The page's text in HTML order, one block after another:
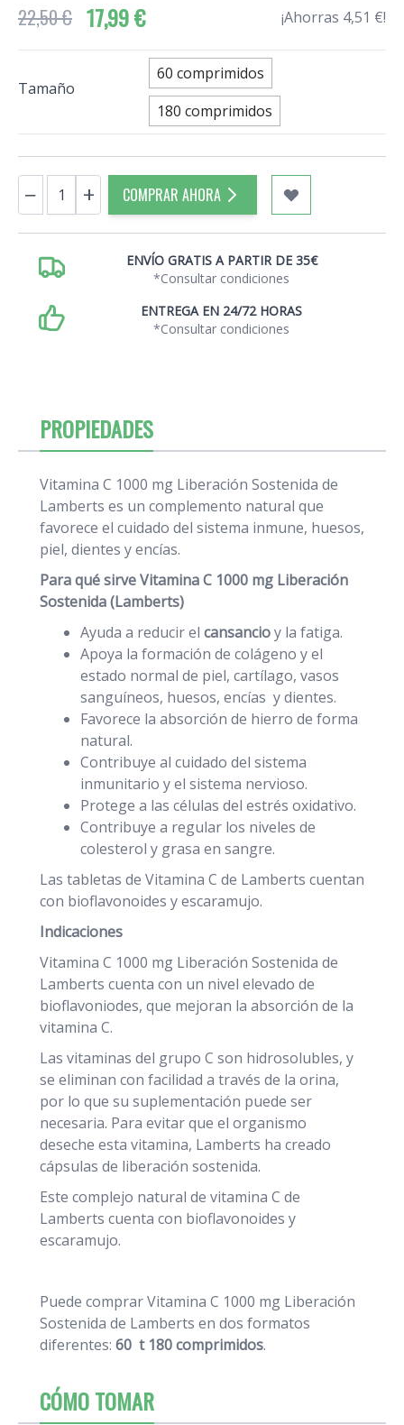
22,50 € 17,99 € ¡Ahorras 4,51 €!
Tamaño
60 comprimidos
180 comprimidos
Cantidad
− + COMPRAR AHORA
ENVÍO GRATIS A PARTIR DE 35€
*Consultar condiciones
ENTREGA EN 24/72 HORAS
*Consultar condiciones
PROPIEDADES
Vitamina C 1000 mg Liberación Sostenida de
Lamberts es un complemento natural que
favorece el cuidado del sistema inmune, huesos,
piel, dientes y encías.
Para qué sirve Vitamina C 1000 mg Liberación
Sostenida (Lamberts)
Ayuda a reducir el cansancioy la fatiga.
Apoya la formación de colágeno y el
estado normal de piel, cartílago, vasos
sanguíneos, huesos, encías y dientes.
Favorece la absorción de hierro de forma
natural.
Contribuye al cuidado del sistema
inmunitario y el sistema nervioso.
Protege a las células del estrés oxidativo.
Contribuye a regular los niveles de
colesterol y grasa en sangre.
Las tabletas de Vitamina C de Lamberts cuentan
con bioflavonoides y escaramujo.
Indicaciones
Vitamina C 1000 mg Liberación Sostenida de
Lamberts cuenta con un nivel elevado de
bioflavoniodes, que mejoran la absorción de la
vitamina C.
Las vitaminas del grupo C son hidrosolubles, y
se eliminan con facilidad a través de la orina,
por lo que su suplementación puede ser
necesaria. Para evitar que el organismo
deseche esta vitamina, Lamberts ha creado
cápsulas de liberación sostenida.
Este complejo natural de vitamina C de
Lamberts cuenta con bioflavonoides y
escaramujo.
Puede comprar Vitamina C 1000 mg Liberación
Sostenida de Lamberts en dos formatos
diferentes: 60 t 180 comprimidos.
CÓMO TOMAR